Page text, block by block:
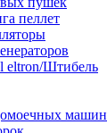
пеллет
eltron/Штибель
машин